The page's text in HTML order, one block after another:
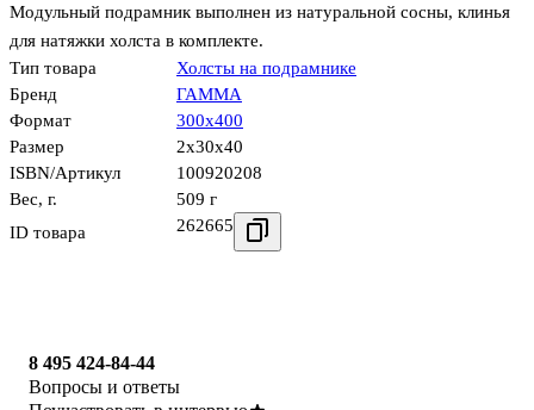
Модульный подрамник выполнен из натуральной сосны, клинья
для натяжки холста в комплекте.
Тип товара
Холсты на подрамнике
Бренд
ГАММА
Формат
300х400
Размер
2x30x40
ISBN/Артикул
100920208
Вес, г.
509 г
ID товара
262665
8 495 424-84-44
Вопросы и ответы